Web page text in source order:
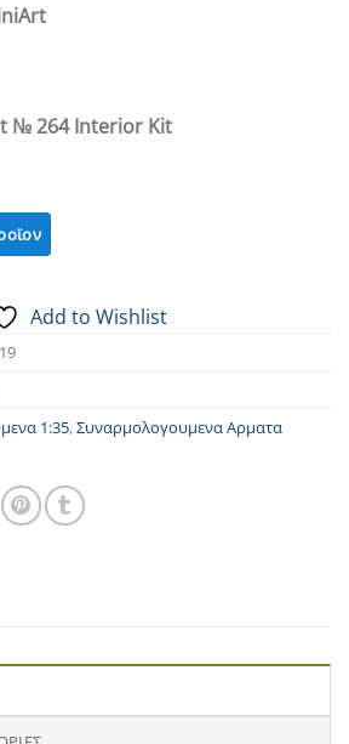
№ 264 Interior Kit
Add to Wishlist
1:35,Συναρμολογουμενα Αρματα